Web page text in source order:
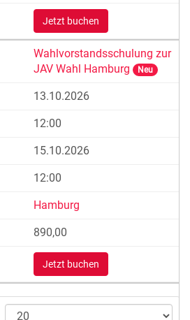
Jetzt buchen
Wahlvorstandsschulung zur
JAV Wahl Hamburg
Neu
13.10.2026
12:00
15.10.2026
12:00
Hamburg
890,00
Jetzt buchen